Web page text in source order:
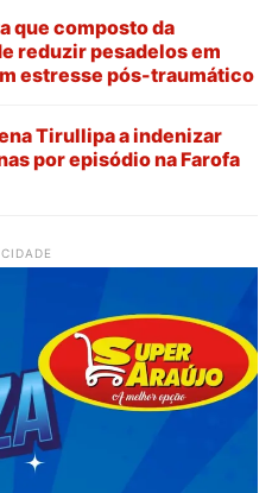
que composto da
reduzir pesadelos em
estresse pós-traumático
Tirullipa a indenizar
por episódio na Farofa